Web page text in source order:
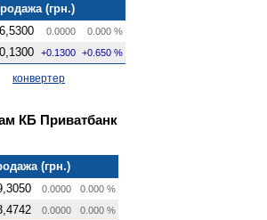
(грн.)
0.0000 0.000 %
+0.1300 +0.650 %
конвертер
КБ Приватбанк
(грн.)
0.0000 0.000 %
0.0000 0.000 %